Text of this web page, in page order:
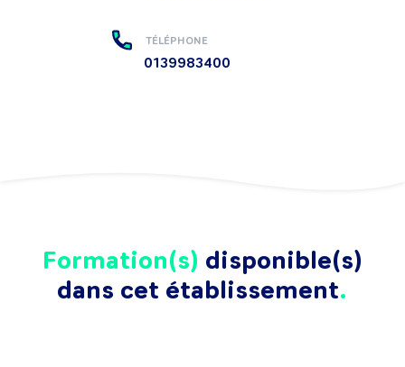
TÉLÉPHONE
0139983400
Formation(s) disponible(s)
dans cet établissement